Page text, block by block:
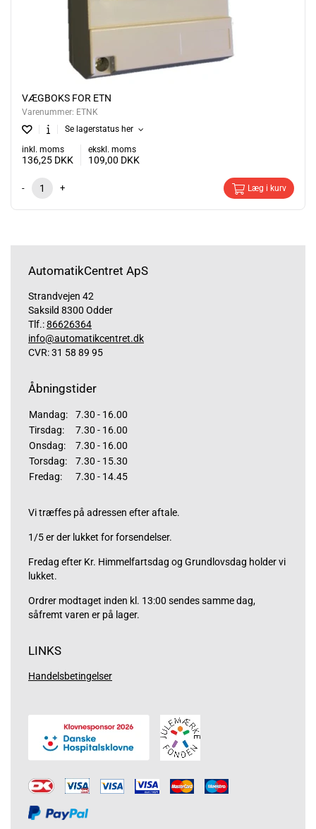
VÆGBOKS FOR ETN
Varenummer: ETNK
Se lagerstatus her
inkl. moms
136,25 DKK
ekskl. moms
109,00 DKK
- + Læg i kurv
AutomatikCentret ApS
Strandvejen 42
Saksild 8300 Odder
Tlf.:86626364
info@automatikcentret.dk
CVR: 31 58 89 95
Åbningstider
Mandag:
7.30 - 16.00
Tirsdag:
7.30 - 16.00
Onsdag:
7.30 - 16.00
Torsdag:
7.30 - 15.30
Fredag:
7.30 - 14.45
Vi træffes på adressen efter aftale.
1/5 er der lukket for forsendelser.
Fredag efter Kr. Himmelfartsdag og Grundlovsdag holder vi
lukket.
Ordrer modtaget inden kl. 13:00 sendes samme dag,
såfremt varen er på lager.
LINKS
Handelsbetingelser